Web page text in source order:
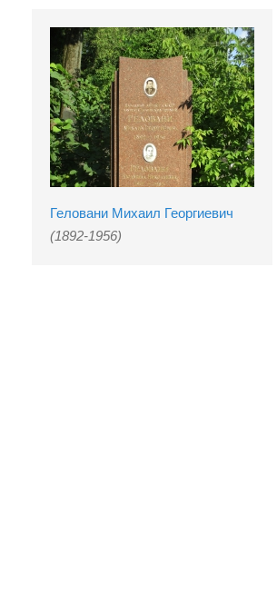
Геловани Михаил Георгиевич
(1892-1956)